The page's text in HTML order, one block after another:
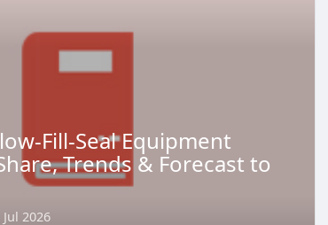
Fill-Seal Equipment
Trends & Forecast to
Jul 2026